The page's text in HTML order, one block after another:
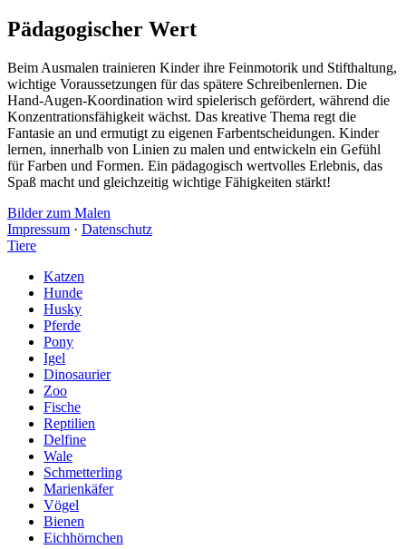
Pädagogischer Wert
Beim Ausmalen trainieren Kinder ihre Feinmotorik und Stifthaltung,
wichtige Voraussetzungen für das spätere Schreibenlernen. Die
Hand-Augen-Koordination wird spielerisch gefördert, während die
Konzentrationsfähigkeit wächst. Das kreative Thema regt die
Fantasie an und ermutigt zu eigenen Farbentscheidungen. Kinder
lernen, innerhalb von Linien zu malen und entwickeln ein Gefühl
für Farben und Formen. Ein pädagogisch wertvolles Erlebnis, das
Spaß macht und gleichzeitig wichtige Fähigkeiten stärkt!
Bilder zum Malen
Impressum · Datenschutz
Tiere
Katzen
Hunde
Husky
Pferde
Pony
Igel
Dinosaurier
Zoo
Fische
Reptilien
Delfine
Wale
Schmetterling
Marienkäfer
Vögel
Bienen
Eichhörnchen